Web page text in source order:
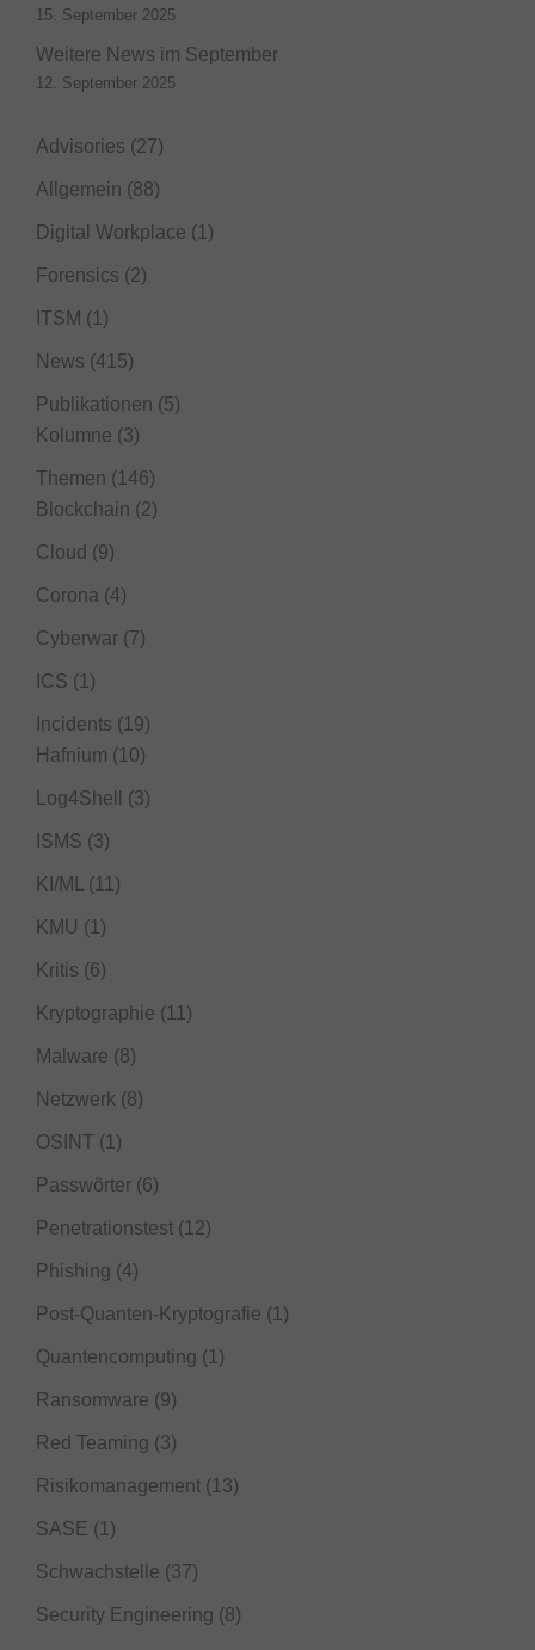
15. September 2025
Weitere News im September
12. September 2025
Advisories (27)
Allgemein (88)
Digital Workplace (1)
Forensics (2)
ITSM (1)
News (415)
Publikationen (5)
Kolumne (3)
Themen (146)
Blockchain (2)
Cloud (9)
Corona (4)
Cyberwar (7)
ICS (1)
Incidents (19)
Hafnium (10)
Log4Shell (3)
ISMS (3)
KI/ML (11)
KMU (1)
Kritis (6)
Kryptographie (11)
Malware (8)
Netzwerk (8)
OSINT (1)
Passwörter (6)
Penetrationstest (12)
Phishing (4)
Post-Quanten-Kryptografie (1)
Quantencomputing (1)
Ransomware (9)
Red Teaming (3)
Risikomanagement (13)
SASE (1)
Schwachstelle (37)
Security Engineering (8)